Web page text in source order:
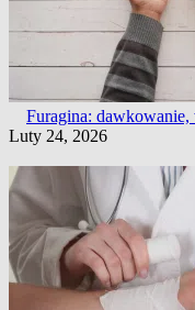
Furagina: dawkowanie,
Luty 24, 2026